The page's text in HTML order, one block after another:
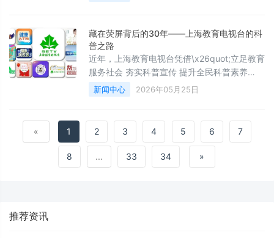
藏在荧屏背后的30年——上海教育电视台的科
普之路
近年，上海教育电视台凭借\x26quot;立足教育
服务社会 夯实科普宣传 提升全民科普素养
\x26quot;项目获2022年上海科普教育创新
新闻中心 2026年05月25日
« 1 2 3 4 5 6 7
8 ... 33 34 »
推荐资讯